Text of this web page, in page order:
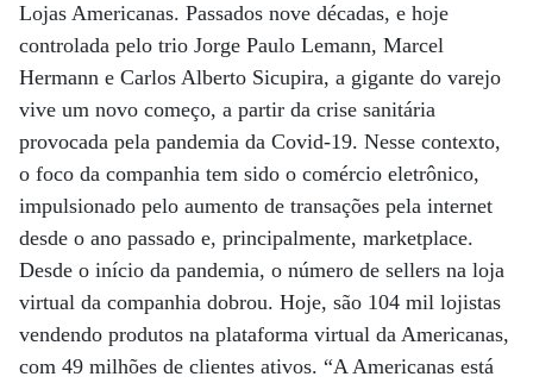
Lojas Americanas. Passados nove décadas, e hoje
controlada pelo trio Jorge Paulo Lemann, Marcel
Hermann e Carlos Alberto Sicupira, a gigante do varejo
vive um novo começo, a partir da crise sanitária
provocada pela pandemia da Covid-19. Nesse contexto,
o foco da companhia tem sido o comércio eletrônico,
impulsionado pelo aumento de transações pela internet
desde o ano passado e, principalmente, marketplace.
Desde o início da pandemia, o número de sellers na loja
virtual da companhia dobrou. Hoje, são 104 mil lojistas
vendendo produtos na plataforma virtual da Americanas,
com 49 milhões de clientes ativos. “A Americanas está